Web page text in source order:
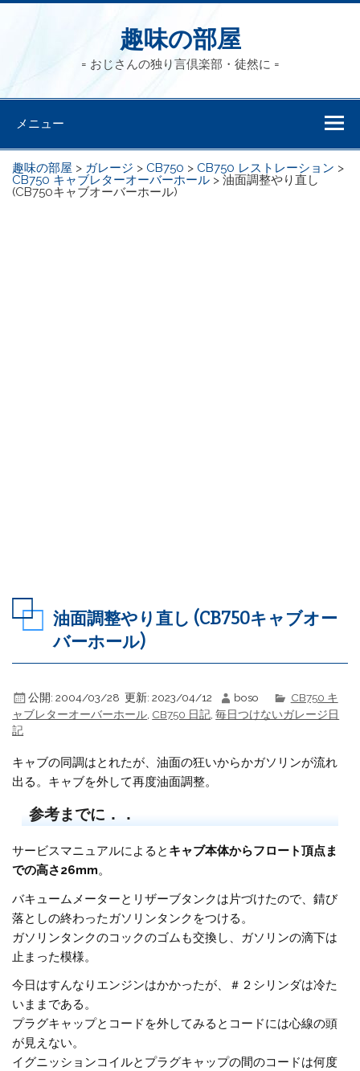
趣味の部屋
= おじさんの独り言倶楽部・徒然に =
メニュー
趣味の部屋 > ガレージ > CB750 > CB750 レストレーション >
CB750 キャブレターオーバーホール >油面調整やり直し
(CB750キャブオーバーホール)
油面調整やり直し (CB750キャブオー
バーホール)
公開: 2004/03/28 更新: 2023/04/12 boso
CB750 キ
ャブレターオーバーホール, CB750 日記,毎日つけないガレージ日
記
キャブの同調はとれたが、油面の狂いからかガソリンが流れ
出る。キャブを外して再度油面調整。
参考までに．．
サービスマニュアルによると キャブ本体からフロート頂点ま
での高さ26mm。
バキュームメーターとリザーブタンクは片づけたので、錆び
落としの終わったガソリンタンクをつける。
ガソリンタンクのコックのゴムも交換し、ガソリンの滴下は
止まった模様。
今日はすんなりエンジンはかかったが、＃２シリンダは冷た
いままである。
プラグキャップとコードを外してみるとコードには心線の頭
が見えない。
イグニッションコイルとプラグキャップの間のコードは何度